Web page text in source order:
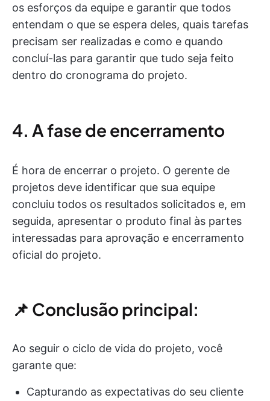
os esforços da equipe e garantir que todos
entendam o que se espera deles, quais tarefas
precisam ser realizadas e como e quando
concluí-las para garantir que tudo seja feito
dentro do cronograma do projeto.
4. A fase de encerramento
É hora de encerrar o projeto. O gerente de
projetos deve identificar que sua equipe
concluiu todos os resultados solicitados e, em
seguida, apresentar o produto final às partes
interessadas para aprovação e encerramento
oficial do projeto.
📌 Conclusão principal:
Ao seguir o ciclo de vida do projeto, você
garante que:
Capturando as expectativas do seu cliente